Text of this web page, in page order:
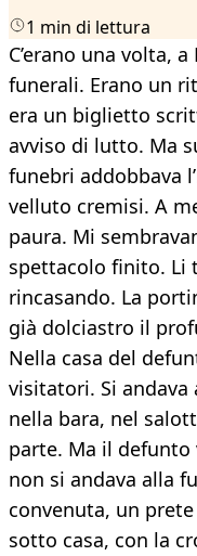
1 min di lettura
C’erano una volta,
funerali. Erano un
era un biglietto
avviso di lutto. Ma
funebri addobbava
velluto cremisi. A
paura. Mi
spettacolo finito. Li
rincasando. La
già dolciastro il
Nella casa del
visitatori. Si
nella bara, nel
parte. Ma il defunto
non si andava alla
convenuta, un
sotto casa, con la